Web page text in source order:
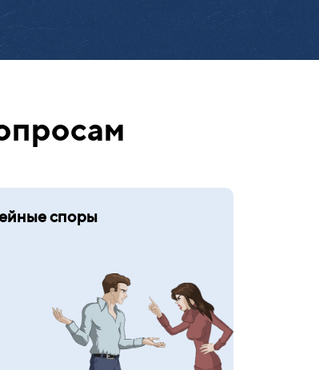
споры